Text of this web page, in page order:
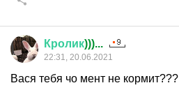
Кролик)))...
22:31, 20.06.2021
Вася тебя чо мент не кормит???